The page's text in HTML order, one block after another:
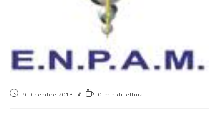
9 Dicembre 2013 0 min di lettura